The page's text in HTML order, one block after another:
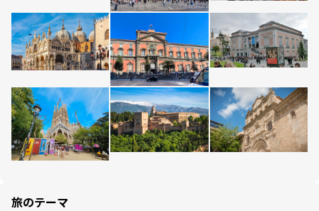
旅のテーマ